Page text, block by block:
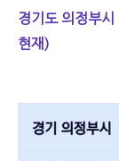
경기도 의정부
현재)